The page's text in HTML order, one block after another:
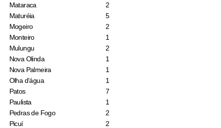
Mataraca
2
Maturéia
5
Mogeiro
2
Monteiro
1
Mulungu
2
Nova Olinda
1
Nova Palmeira
1
Olha d’água
1
Patos
7
Paulista
1
Pedras de Fogo
2
Picuí
2